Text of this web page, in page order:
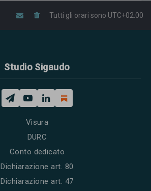
Tutti gli orari sono UTC+02:00
Studio Sigaudo
Visura
DURC
Conto dedicato
Dichiarazione art. 80
Dichiarazione art. 47